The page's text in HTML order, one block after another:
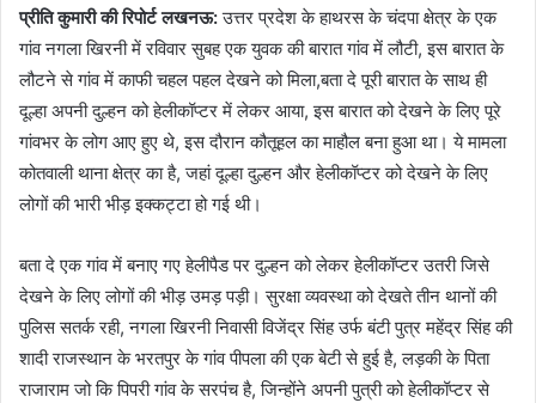
प्रीति कुमारी की रिपोर्ट लखनऊ:उत्तर प्रदेश के हाथरस के चंदपा क्षेत्र के एक
गांव नगला खिरनी में रविवार सुबह एक युवक की बारात गांव में लौटी, इस बारात के
लौटने से गांव में काफी चहल पहल देखने को मिला,बता दे पूरी बारात के साथ ही
दूल्हा अपनी दुल्हन को हेलीकॉप्टर में लेकर आया, इस बारात को देखने के लिए पूरे
गांवभर के लोग आए हुए थे, इस दौरान कौतूहल का माहौल बना हुआ था। ये मामला
कोतवाली थाना क्षेत्र का है, जहां दूल्हा दुल्हन और हेलीकॉप्टर को देखने के लिए
लोगों की भारी भीड़ इक्कट्टा हो गई थी।
बता दे एक गांव में बनाए गए हेलीपैड पर दुल्हन को लेकर हेलीकॉप्टर उतरी जिसे
देखने के लिए लोगों की भीड़ उमड़ पड़ी। सुरक्षा व्यवस्था को देखते तीन थानों की
पुलिस सतर्क रही, नगला खिरनी निवासी विजेंद्र सिंह उर्फ बंटी पुत्र महेंद्र सिंह की
शादी राजस्थान के भरतपुर के गांव पीपला की एक बेटी से हुई है, लड़की के पिता
राजाराम जो कि पिपरी गांव के सरपंच है, जिन्होंने अपनी पुत्री को हेलीकॉप्टर से